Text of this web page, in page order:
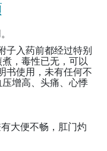
子入药前都经过特别
，毒性已无，可以
书使用，未有任何不
增高、头痛、心悸
大便不畅，肛门灼